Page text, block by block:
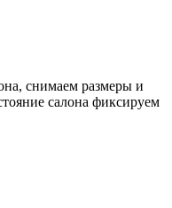
снимаем размеры и
салона фиксируем